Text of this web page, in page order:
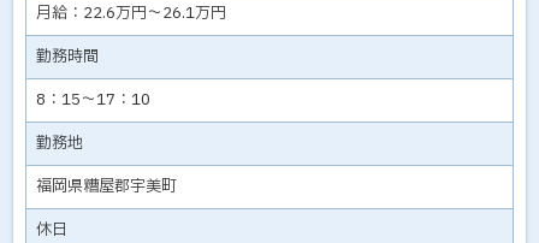
月給：22.6万円～26.1万円
勤務時間
8：15～17：10
勤務地
福岡県糟屋郡宇美町
休日